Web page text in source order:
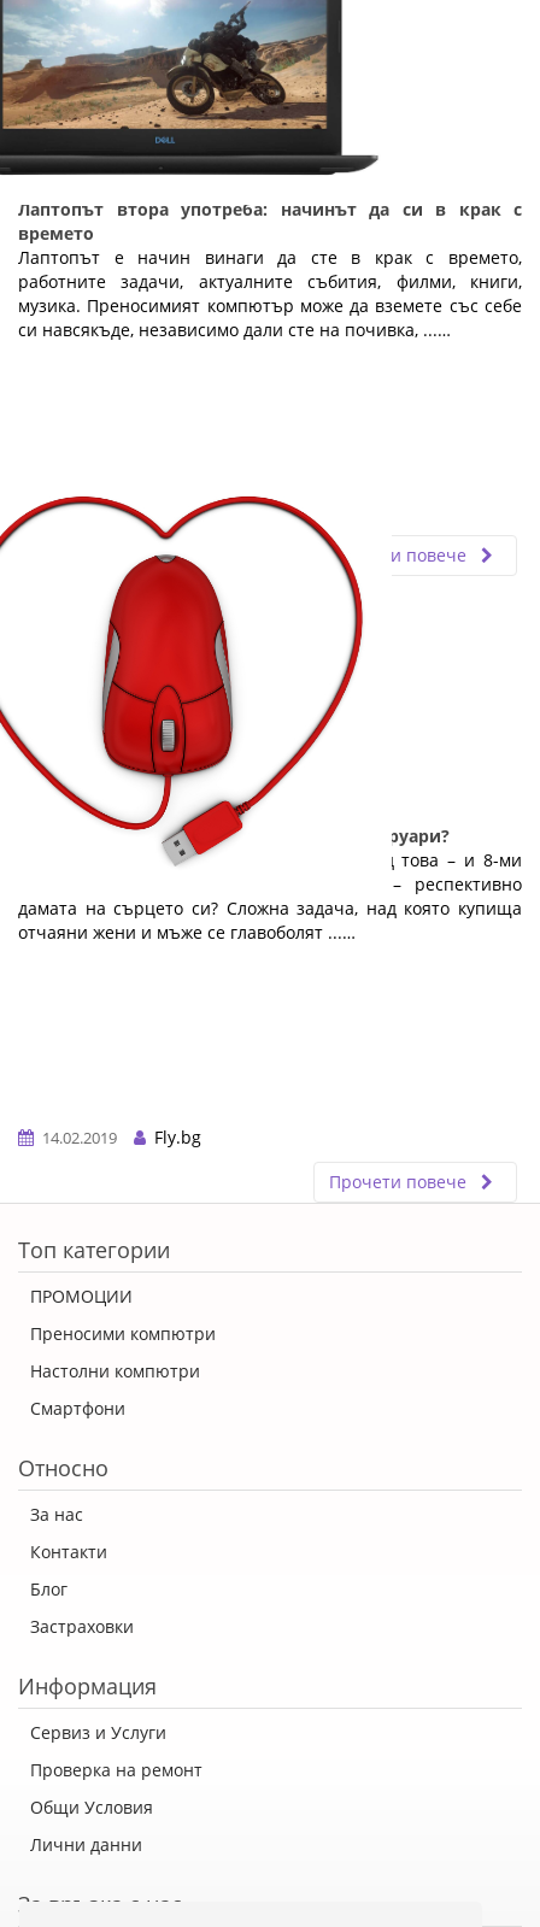
Лаптопът втора употреба: начинът да си в крак с
времето
Лаптопът е начин винаги да сте в крак с времето,
работните задачи, актуалните събития, филми, книги,
музика. Преносимият компютър може да вземете със себе
си навсякъде, независимо дали сте на почивка, ...…
02.05.2019
Fly.bg
Прочети повече
А вие? Избрахте ли подарък за 14-ти февруари?
14 февруари приближава неумолимо. След това – и 8-ми
март. Какво да купиш на половинката – респективно
дамата на сърцето си? Сложна задача, над която купища
отчаяни жени и мъже се главоболят ...…
14.02.2019
Fly.bg
Прочети повече
Топ категории
ПРОМОЦИИ
Преносими компютри
Настолни компютри
Смартфони
Относно
За нас
Контакти
Блог
Застраховки
Информация
Сервиз и Услуги
Проверка на ремонт
Общи Условия
Лични данни
За връзка с нас